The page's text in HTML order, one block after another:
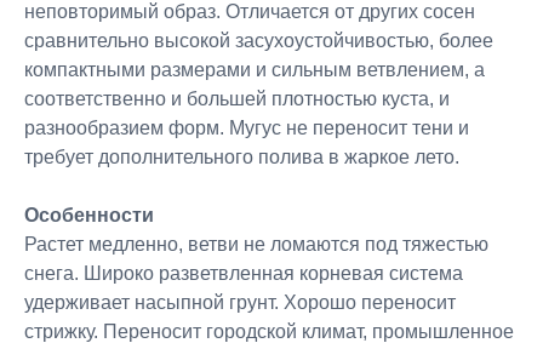
неповторимый образ. Отличается от других сосен
сравнительно высокой засухоустойчивостью, более
компактными размерами и сильным ветвлением, а
соответственно и большей плотностью куста, и
разнообразием форм. Мугус не переносит тени и
требует дополнительного полива в жаркое лето.
Особенности
Растет медленно, ветви не ломаются под тяжестью
снега. Широко разветвленная корневая система
удерживает насыпной грунт. Хорошо переносит
стрижку. Переносит городской климат, промышленное